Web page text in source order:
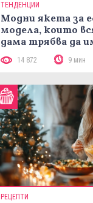
ТЕНДЕНЦИИ
Модни якета за
модела, които
дама трябва да
14 872 9 мин
РЕЦЕПТИ